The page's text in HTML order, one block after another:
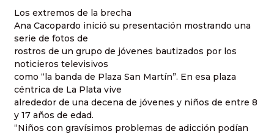
Los extremos de la brecha
Ana Cacopardo inició su presentación mostrando una
serie de fotos de
rostros de un grupo de jóvenes bautizados por los
noticieros televisivos
como “la banda de Plaza San Martín”. En esa plaza
céntrica de La Plata vive
alrededor de una decena de jóvenes y niños de entre 8
y 17 años de edad.
“Niños con gravísimos problemas de adicción podían